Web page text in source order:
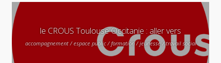
le CROUS Toulouse Occitanie : aller vers
accompagnement / espace public / formation / jeunesse / travail social